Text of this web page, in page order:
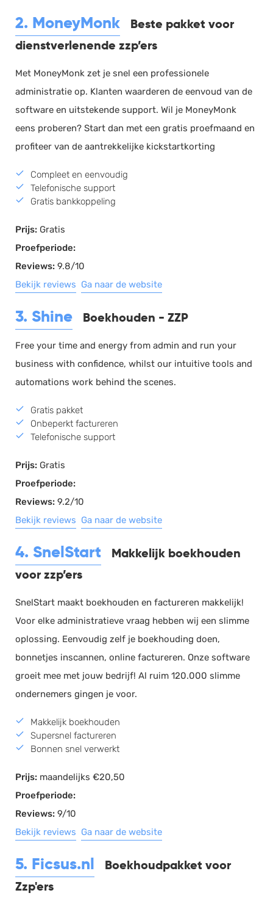
2. MoneyMonk
Beste pakket voor
dienstverlenende zzp’ers
Met MoneyMonk zet je snel een professionele
administratie op. Klanten waarderen de eenvoud van de
software en uitstekende support. Wil je MoneyMonk
eens proberen? Start dan met een gratis proefmaand en
profiteer van de aantrekkelijke kickstartkorting
Compleet en eenvoudig
Telefonische support
Gratis bankkoppeling
Prijs: Gratis
Proefperiode:
Reviews: 9.8/10
Bekijk reviews Ga naar de website
3. Shine Boekhouden - ZZP
Free your time and energy from admin and run your
business with confidence, whilst our intuitive tools and
automations work behind the scenes.
Gratis pakket
Onbeperkt factureren
Telefonische support
Prijs: Gratis
Proefperiode:
Reviews: 9.2/10
Bekijk reviews Ga naar de website
4. SnelStart
Makkelijk boekhouden
voor zzp’ers
SnelStart maakt boekhouden en factureren makkelijk!
Voor elke administratieve vraag hebben wij een slimme
oplossing. Eenvoudig zelf je boekhouding doen,
bonnetjes inscannen, online factureren. Onze software
groeit mee met jouw bedrijf! Al ruim 120.000 slimme
ondernemers gingen je voor.
Makkelijk boekhouden
Supersnel factureren
Bonnen snel verwerkt
Prijs: maandelijks €20,50
Proefperiode:
Reviews: 9/10
Bekijk reviews Ga naar de website
5. Ficsus.nl
Boekhoudpakket voor
Zzp'ers